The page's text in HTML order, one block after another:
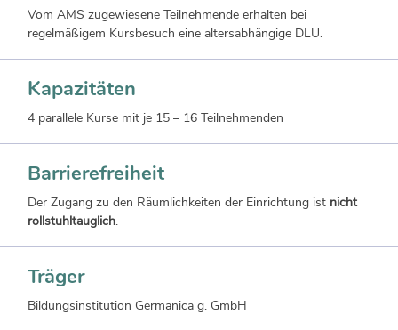
Vom AMS zugewiesene Teilnehmende erhalten bei
regelmäßigem Kursbesuch eine altersabhängige DLU.
Kapazitäten
4 parallele Kurse mit je 15 – 16 Teilnehmenden
Barrierefreiheit
Der Zugang zu den Räumlichkeiten der Einrichtung ist nicht
rollstuhltauglich.
Träger
Bildungsinstitution Germanica g. GmbH